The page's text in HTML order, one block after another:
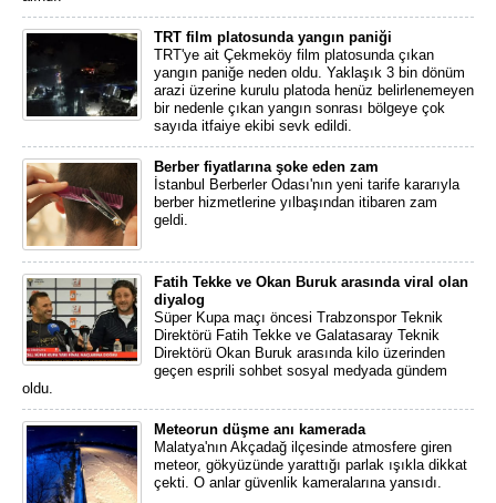
TRT film platosunda yangın paniği
TRT'ye ait Çekmeköy film platosunda çıkan
yangın paniğe neden oldu. Yaklaşık 3 bin dönüm
arazi üzerine kurulu platoda henüz belirlenemeyen
bir nedenle çıkan yangın sonrası bölgeye çok
sayıda itfaiye ekibi sevk edildi.
Berber fiyatlarına şoke eden zam
İstanbul Berberler Odası'nın yeni tarife kararıyla
berber hizmetlerine yılbaşından itibaren zam
geldi.
Fatih Tekke ve Okan Buruk arasında viral olan
diyalog
Süper Kupa maçı öncesi Trabzonspor Teknik
Direktörü Fatih Tekke ve Galatasaray Teknik
Direktörü Okan Buruk arasında kilo üzerinden
geçen esprili sohbet sosyal medyada gündem
oldu.
Meteorun düşme anı kamerada
Malatya'nın Akçadağ ilçesinde atmosfere giren
meteor, gökyüzünde yarattığı parlak ışıkla dikkat
çekti. O anlar güvenlik kameralarına yansıdı.